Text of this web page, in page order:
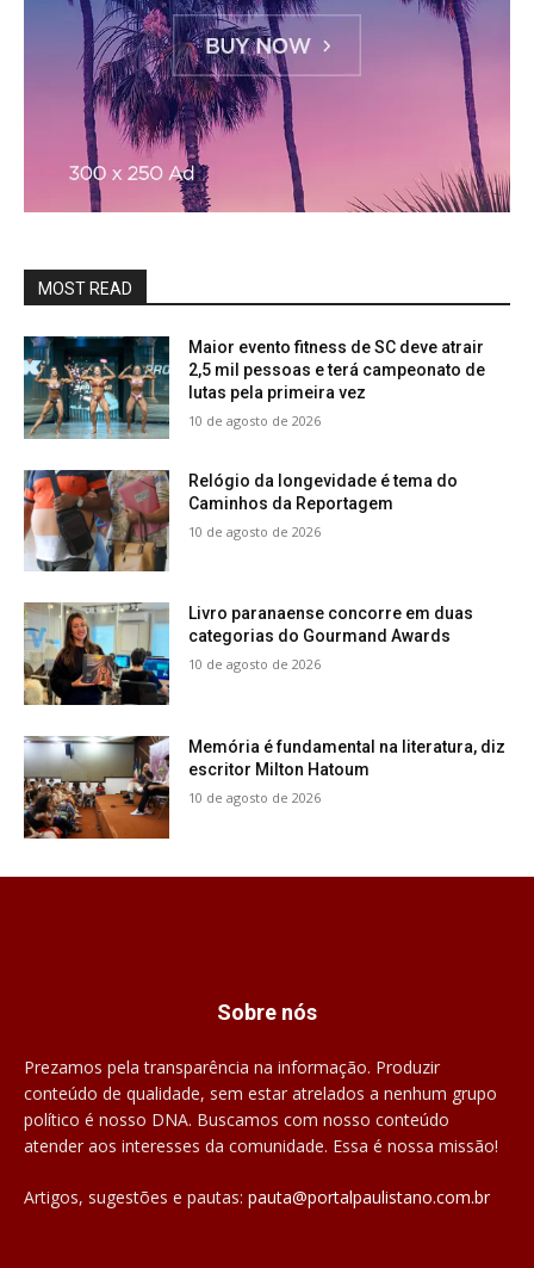
MOST READ
Maior evento fitness de SC deve atrair
2,5 mil pessoas e terá campeonato de
lutas pela primeira vez
10 de agosto de 2026
Relógio da longevidade é tema do
Caminhos da Reportagem
10 de agosto de 2026
Livro paranaense concorre em duas
categorias do Gourmand Awards
10 de agosto de 2026
Memória é fundamental na literatura, diz
escritor Milton Hatoum
10 de agosto de 2026
Sobre nós
Prezamos pela transparência na informação. Produzir
conteúdo de qualidade, sem estar atrelados a nenhum grupo
político é nosso DNA. Buscamos com nosso conteúdo
atender aos interesses da comunidade. Essa é nossa missão!
Artigos, sugestões e pautas: pauta@portalpaulistano.com.br